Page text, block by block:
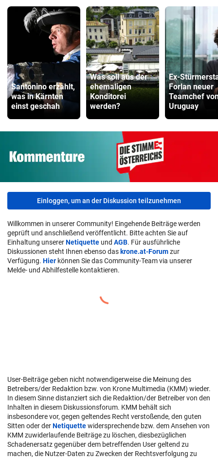
Santonino erzählt,
was in Kärnten
einst geschah
Was soll aus der
ehemaligen
Konditorei
werden?
Ex-
Forlan neuer
Teamchef
Uruguay
Einloggen, um an der Diskussion teilzunehmen
Willkommen in unserer Community! Eingehende Beiträge werden
geprüft und anschließend veröffentlicht. Bitte achten Sie auf
Einhaltung unsererNetiquette und AGB. Für ausführliche
Diskussionen steht Ihnen ebenso das krone.at-Forumzur
Verfügung. Hier können Sie das Community-Team via unserer
Melde- und Abhilfestelle kontaktieren.